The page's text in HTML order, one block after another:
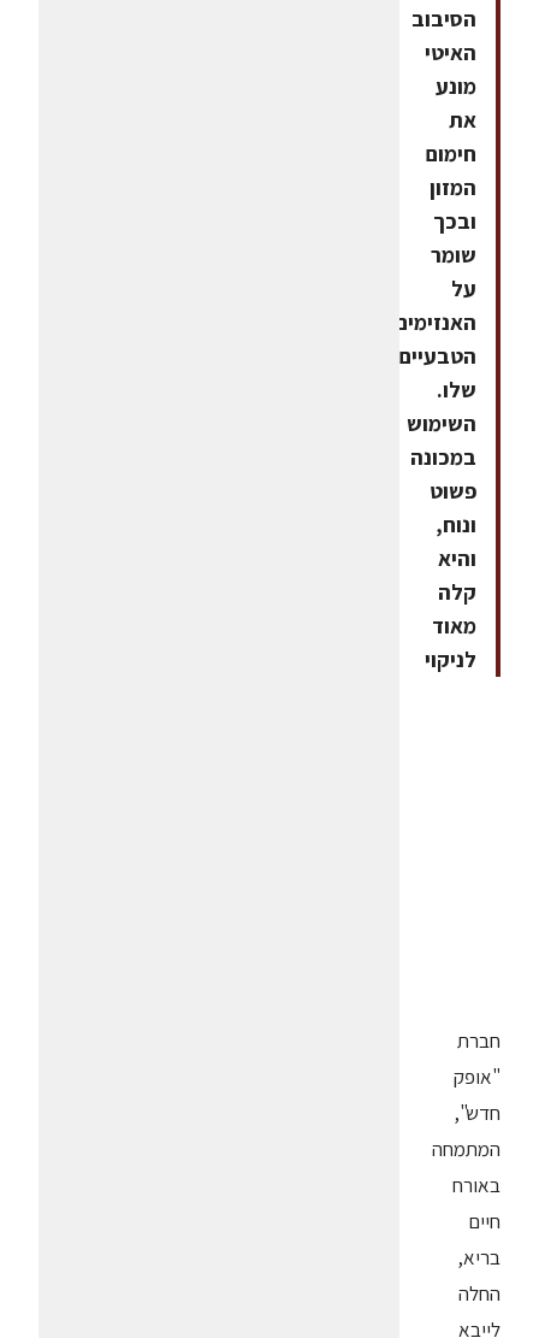
הסיבוב
האיטי
מונע
את
חימום
המזון
ובכך
שומר
על
האנזימים
הטבעיים
שלו.
השימוש
במכונה
פשוט
ונוח,
והיא
קלה
מאוד
לניקוי
חברת
"אופק
חדש",
המתמחה
באורח
חיים
בריא,
החלה
לייבא